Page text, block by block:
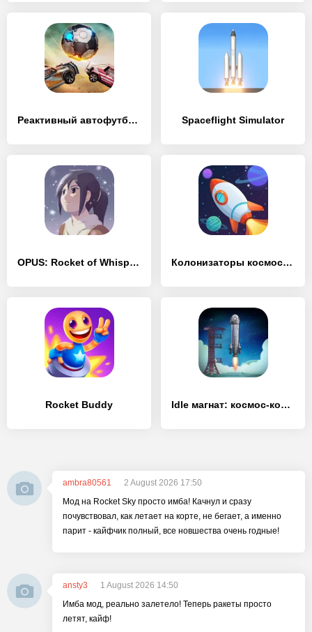
Реактивный автофутбол - Rocket Spaceflight Simulator
OPUS: Rocket of Whispers Колонизаторы космоса кликер
Rocket Buddy Idle магнат: космос-команда
ambra80561
2 August 2026 17:50
Мод на Rocket Sky просто имба! Качнул и сразу
почувствовал, как летает на корте, не бегает, а именно
парит - кайфчик полный, все новшества очень годные!
ansty3
1 August 2026 14:50
Имба мод, реально залетело! Теперь ракеты просто
летят, кайф!